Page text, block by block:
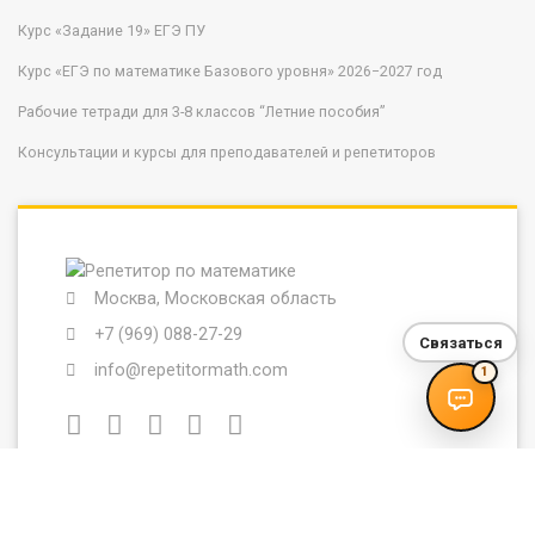
Курс «Задание 19» ЕГЭ ПУ
Курс «ЕГЭ по математике Базового уровня» 2026−2027 год
Рабочие тетради для 3-8 классов “Летние пособия”
Консультации и курсы для преподавателей и репетиторов
Москва, Московская область
+7 (969) 088-27-29
info@repetitormath.com
Связаться
1